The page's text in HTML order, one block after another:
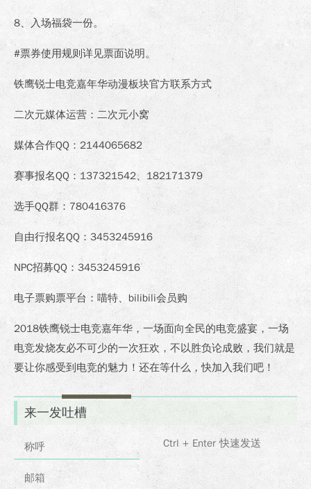
8、入场福袋一份。
#票券使用规则详见票面说明。
铁鹰锐士电竞嘉年华动漫板块官方联系方式
二次元媒体运营：二次元小窝
媒体合作QQ：2144065682
赛事报名QQ：137321542、182171379
选手QQ群：780416376
自由行报名QQ：3453245916
NPC招募QQ：3453245916
电子票购票平台：喵特、bilibili会员购
2018铁鹰锐士电竞嘉年华，一场面向全民的电竞盛宴，一场
电竞发烧友必不可少的一次狂欢，不以胜负论成败，我们就是
要让你感受到电竞的魅力！还在等什么，快加入我们吧！
来一发吐槽